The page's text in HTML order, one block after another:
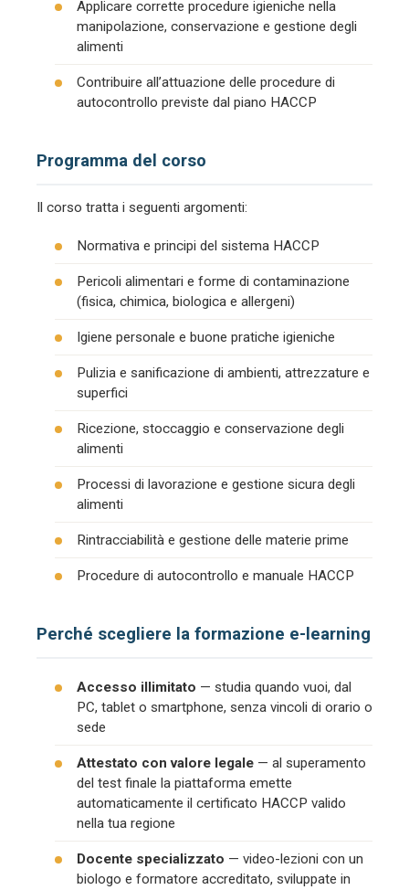
Applicare corrette procedure igieniche nella
manipolazione, conservazione e gestione degli
alimenti
Contribuire all’attuazione delle procedure di
autocontrollo previste dal piano HACCP
Programma del corso
Il corso tratta i seguenti argomenti:
Normativa e principi del sistema HACCP
Pericoli alimentari e forme di contaminazione
(fisica, chimica, biologica e allergeni)
Igiene personale e buone pratiche igieniche
Pulizia e sanificazione di ambienti, attrezzature e
superfici
Ricezione, stoccaggio e conservazione degli
alimenti
Processi di lavorazione e gestione sicura degli
alimenti
Rintracciabilità e gestione delle materie prime
Procedure di autocontrollo e manuale HACCP
Perché scegliere la formazione e-learning
Accesso illimitato — studia quando vuoi, dal
PC, tablet o smartphone, senza vincoli di orario o
sede
Attestato con valore legale — al superamento
del test finale la piattaforma emette
automaticamente il certificato HACCP valido
nella tua regione
Docente specializzato — video-lezioni con un
biologo e formatore accreditato, sviluppate in